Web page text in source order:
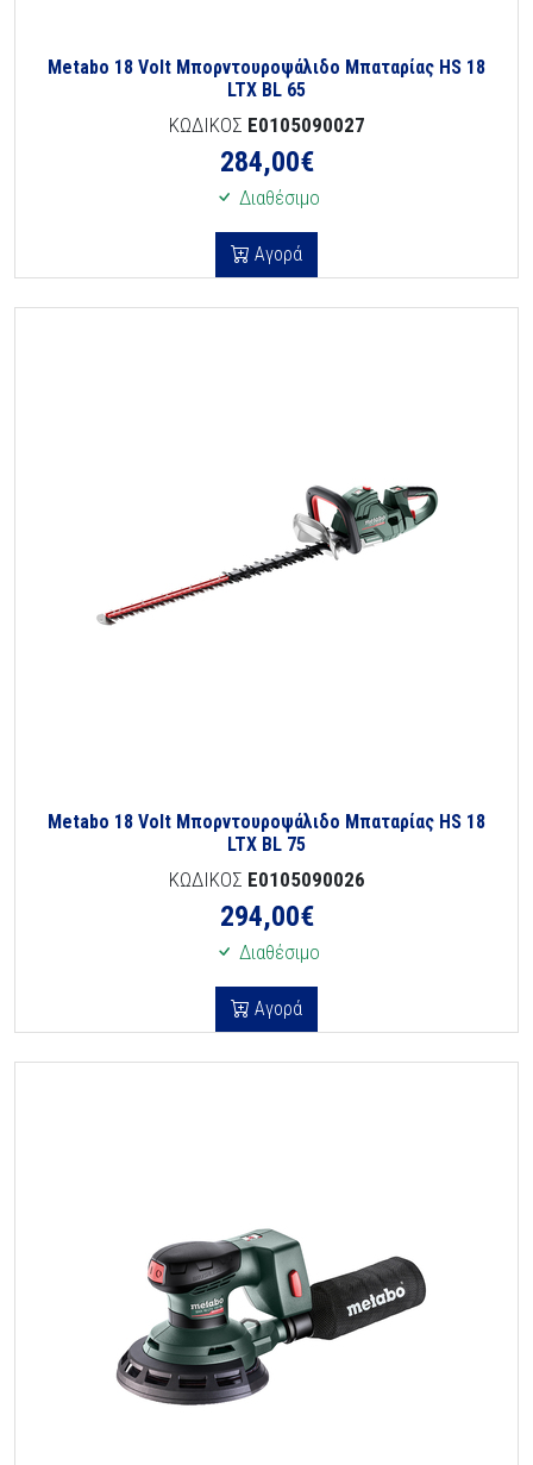
Metabo 18 Volt Μπορντουροψάλιδο Μπαταρίας HS 18
LTX BL 65
ΚΩΔΙΚΟΣ E0105090027
284,00€
Διαθέσιμο
Αγορά
Metabo 18 Volt Μπορντουροψάλιδο Μπαταρίας HS 18
LTX BL 75
ΚΩΔΙΚΟΣ E0105090026
294,00€
Διαθέσιμο
Αγορά